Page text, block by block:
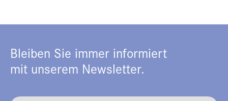
Bleiben Sie immer informiert
mit unserem Newsletter.